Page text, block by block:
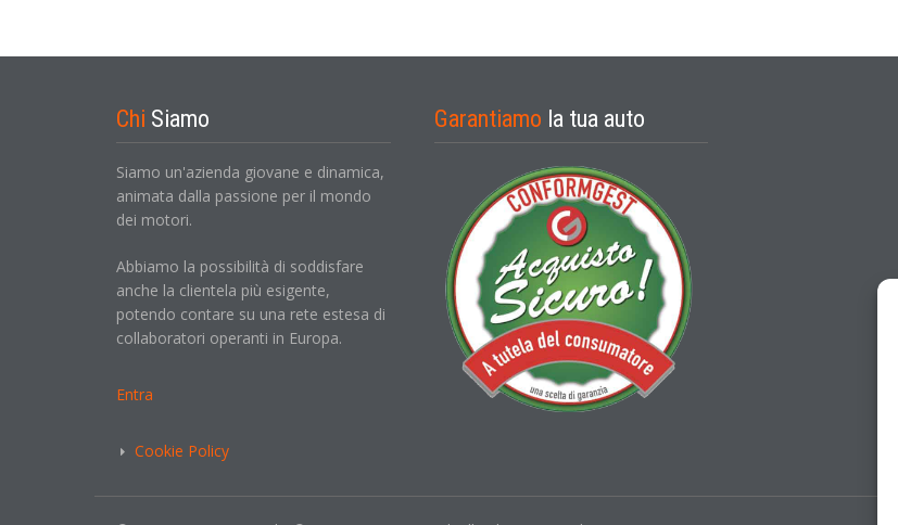
Chi Siamo
Siamo un'azienda giovane e dinamica,
animata dalla passione per il mondo
dei motori.
Abbiamo la possibilità di soddisfare
anche la clientela più esigente,
potendo contare su una rete estesa di
collaboratori operanti in Europa.
Entra
Cookie Policy
Garantiamo la tua auto